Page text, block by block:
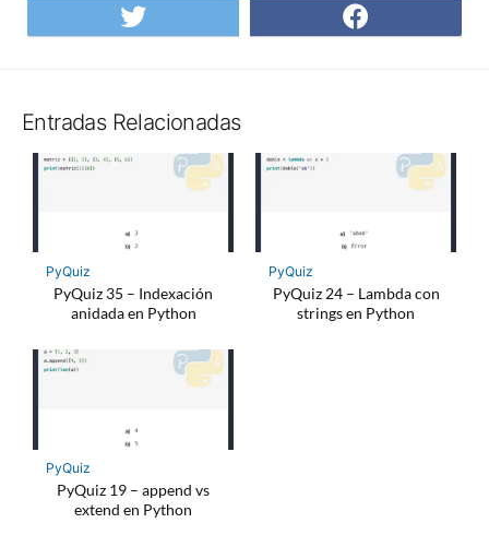
Compartir
en
en
Entradas Relacionadas
PyQuiz
PyQuiz 35 – Indexación
anidada en Python
PyQuiz
PyQuiz 24 – Lambda con
strings en Python
PyQuiz
PyQuiz 19 – append vs
extend en Python